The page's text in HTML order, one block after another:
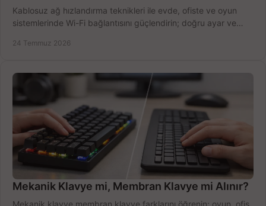
Kablosuz ağ hızlandırma teknikleri ile evde, ofiste ve oyun
sistemlerinde Wi-Fi bağlantısını güçlendirin; doğru ayar ve
24 Temmuz 2026
Mekanik Klavye mi, Membran Klavye mi Alınır?